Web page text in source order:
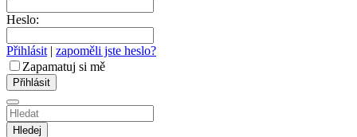
Heslo:
Přihlásit | zapoměli jste heslo?
Zapamatuj si mě
Hledej